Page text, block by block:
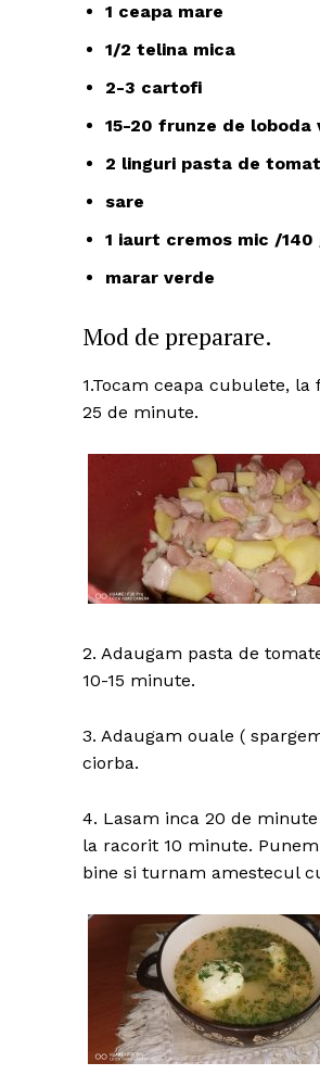
1 ceapa mare
1/2 telina mica
2-3 cartofi
15-20 frunze de loboda
2 linguri pasta de
sare
1 iaurt cremos mic /
marar verde
Mod de preparare.
1.Tocam ceapa cubulete,
25 de minute.
2. Adaugam pasta de
10-15 minute.
3. Adaugam ouale (
ciorba.
4. Lasam inca 20 de
la racorit 10 minute.
bine si turnam amestecul